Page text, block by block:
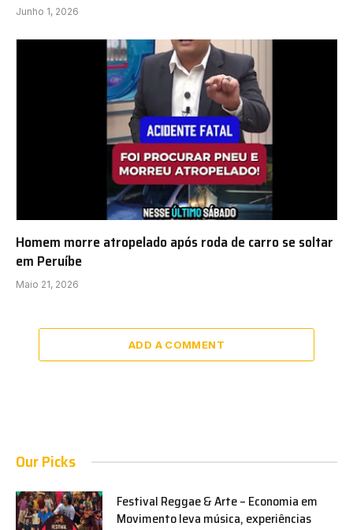
Junho 1, 2026
Homem morre atropelado após roda de carro se soltar
em Peruíbe
Maio 21, 2026
ADD A COMMENT
Our Picks
Festival Reggae & Arte – Economia em
Movimento leva música, experiências